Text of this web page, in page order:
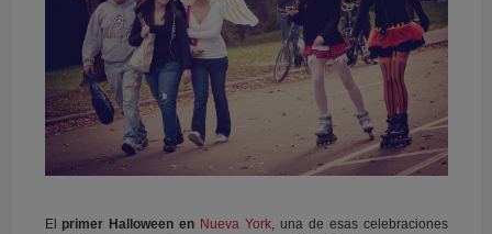
El primer Halloween en Nueva York, una de esas celebraciones